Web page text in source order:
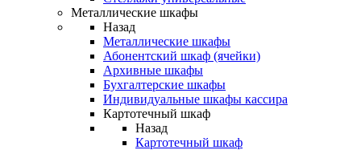
Металлические шкафы
Назад
Металлические шкафы
Абонентский шкаф (ячейки)
Архивные шкафы
Бухгалтерские шкафы
Индивидуальные шкафы кассира
Картотечный шкаф
Назад
Картотечный шкаф